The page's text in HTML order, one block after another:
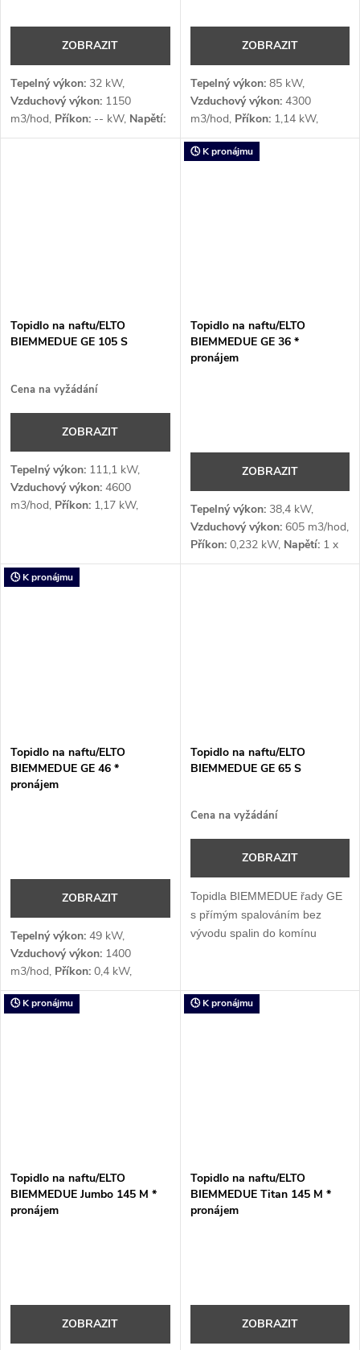
ZOBRAZIT
Tepelný výkon: 32 kW,
Vzduchový výkon: 1150
m3/hod, Příkon: -- kW, Napětí:
1 x 230 (počet fází x V)
ZOBRAZIT
Tepelný výkon: 85 kW,
Vzduchový výkon: 4300
m3/hod, Příkon: 1,14 kW,
Napětí:1 x 230 (počet fází x V)
Topidlo na naftu/ELTO
BIEMMEDUE GE 105 S
Cena na vyžádání
ZOBRAZIT
Tepelný výkon: 111,1 kW,
Vzduchový výkon: 4600
m3/hod, Příkon: 1,17 kW,
🕓 K pronájmu
Topidlo na naftu/ELTO
BIEMMEDUE GE 36 *
pronájem
ZOBRAZIT
Tepelný výkon: 38,4 kW,
Vzduchový výkon: 605 m3/hod,
Příkon: 0,232 kW, Napětí: 1 x
230 (počet fází x V)
🕓 K pronájmu
Topidlo na naftu/ELTO
BIEMMEDUE GE 46 *
pronájem
ZOBRAZIT
Tepelný výkon: 49 kW,
Vzduchový výkon: 1400
m3/hod, Příkon: 0,4 kW,
Napětí:1 x 230 (počet fází x V)
Topidlo na naftu/ELTO
BIEMMEDUE GE 65 S
Cena na vyžádání
ZOBRAZIT
Topidla BIEMMEDUE řady GE
s přímým spalováním bez
vývodu spalin do komínu
volném prostoru, nebo v dobře
větraných prostorách.
🕓 K pronájmu
Topidlo na naftu/ELTO
BIEMMEDUE Jumbo 145 M *
pronájem
ZOBRAZIT
🕓 K pronájmu
Topidlo na naftu/ELTO
BIEMMEDUE Titan 145 M *
pronájem
ZOBRAZIT